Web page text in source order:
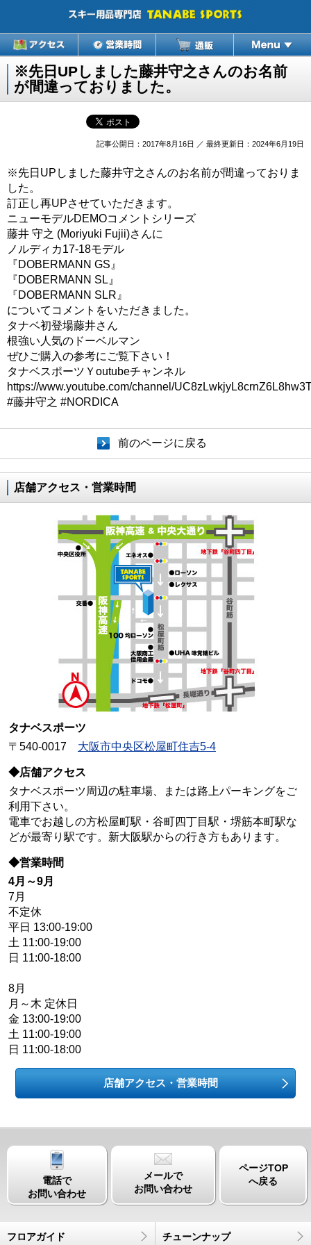
※先日UPしました藤井守之さんのお名前
が間違っておりました。
記事公開日：2017年8月16日 ／ 最終更新日：2024年6月19日
※先日UPしました藤井守之さんのお名前が間違っておりま
した。
訂正し再UPさせていただきます。
ニューモデルDEMOコメントシリーズ
藤井 守之 (Moriyuki Fujii)さんに
ノルディカ17-18モデル
『DOBERMANN GS』
『DOBERMANN SL』
『DOBERMANN SLR』
についてコメントをいただきました。
タナベ初登場藤井さん
根強い人気のドーベルマン
ぜひご購入の参考にご覧下さい！
タナベスポーツＹoutubeチャンネル
https://www.youtube.com/channel/
#藤井守之 #NORDICA
前のページに戻る
店舗アクセス・営業時間
タナベスポーツ
〒540-0017 大阪市中央区松屋町住吉5-4
◆店舗アクセス
タナベスポーツ周辺の駐車場、または路上パーキングをご
利用下さい。
電車でお越しの方松屋町駅・谷町四丁目駅・堺筋本町駅な
どが最寄り駅です。新大阪駅からの行き方もあります。
◆営業時間
4月～9月
7月
不定休
平日 13:00-19:00
土 11:00-19:00
日 11:00-18:00
8月
月～木 定休日
金 13:00-19:00
土 11:00-19:00
日 11:00-18:00
店舗アクセス・営業時間
電話で
お問い合わせ
メールで
お問い合わせ
ページTOP
へ戻る
フロアガイド チューンナップ